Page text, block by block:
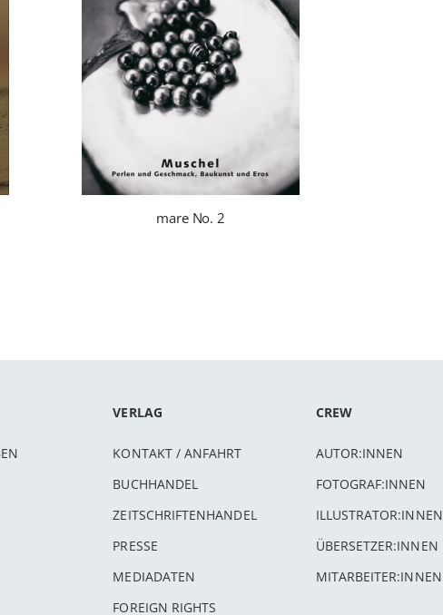
mare No. 2
VERLAG
KONTAKT / ANFAHRT
BUCHHANDEL
ZEITSCHRIFTENHANDEL
PRESSE
MEDIADATEN
FOREIGN RIGHTS
CREW
AUTOR:INNEN
FOTOGRAF:INNEN
ILLUSTRATOR:INNEN
ÜBERSETZER:INNEN
MITARBEITER:INNEN